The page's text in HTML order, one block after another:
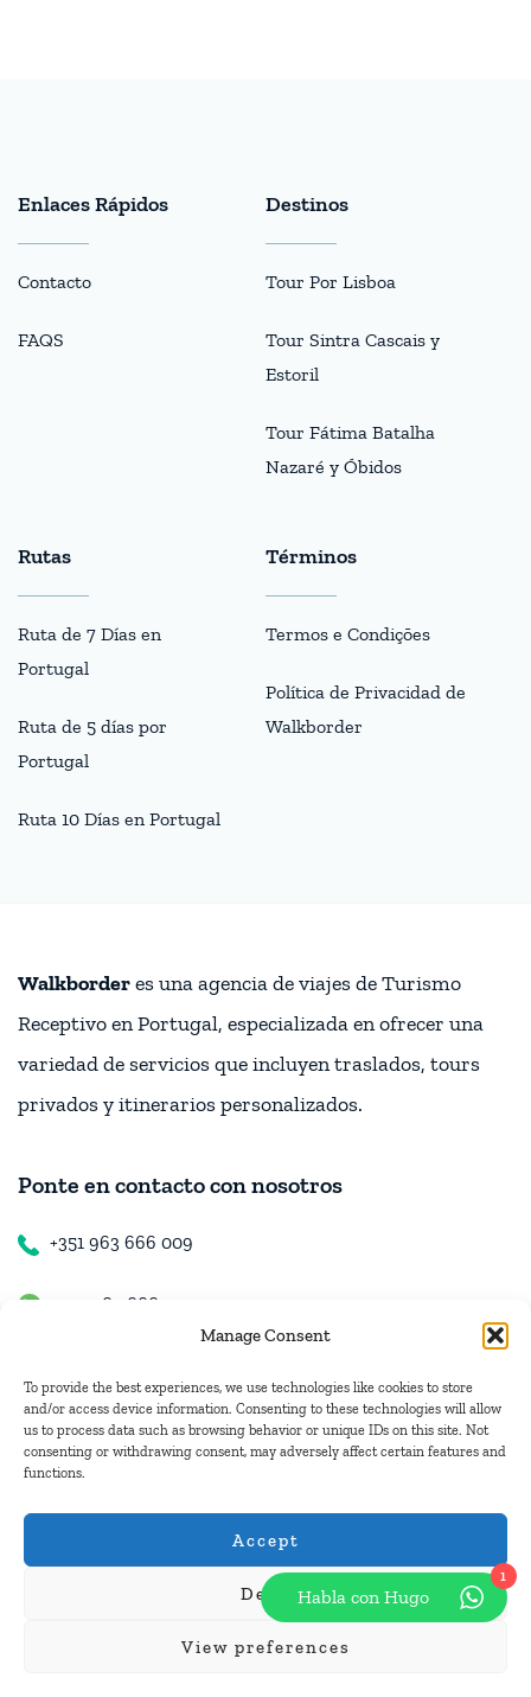
Manage Consent
To provide the best experiences, we use technologies like cookies to store
and/or access device information. Consenting to these technologies will allow
us to process data such as browsing behavior or unique IDs on this site. Not
consenting or withdrawing consent, may adversely affect certain features and
functions.
Accept
Deny
View preferences
Enlaces Rápidos
Contacto
FAQS
Destinos
Tour Por Lisboa
Tour Sintra Cascais y
Estoril
Tour Fátima Batalha
Nazaré y Óbidos
Rutas
Ruta de 7 Días en
Portugal
Ruta de 5 días por
Portugal
Ruta 10 Días en Portugal
Términos
Termos e Condições
Política de Privacidad de
Walkborder
Walkborderes una agencia de viajes de Turismo
Receptivo en Portugal, especializada en ofrecer una
variedad de servicios que incluyen traslados, tours
privados y itinerarios personalizados.
Ponte en contacto con nosotros
+351 963 666 009
+351 963 666 009
Contacto
Tours Portugal.
1
Habla con Hugo